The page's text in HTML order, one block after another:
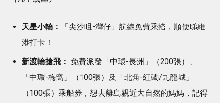
天星小輪：
「尖沙咀-灣仔」航線免費乘搭，順便睇維
港打卡！
新渡輪搶飛： 免費派發「中環-長洲」（200張）、
「中環-梅窩」（100張）及「北角-紅磡/九龍城」
（100張）乘船券，想去離島親近大自然的媽媽，記得